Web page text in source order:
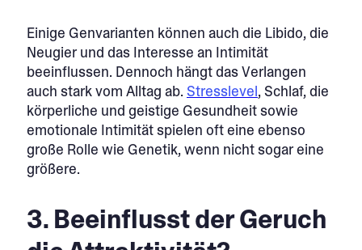
Einige Genvarianten können auch die Libido, die
Neugier und das Interesse an Intimität
beeinflussen. Dennoch hängt das Verlangen
auch stark vom Alltag ab. Stresslevel, Schlaf, die
körperliche und geistige Gesundheit sowie
emotionale Intimität spielen oft eine ebenso
große Rolle wie Genetik, wenn nicht sogar eine
größere.
3. Beeinflusst der Geruch